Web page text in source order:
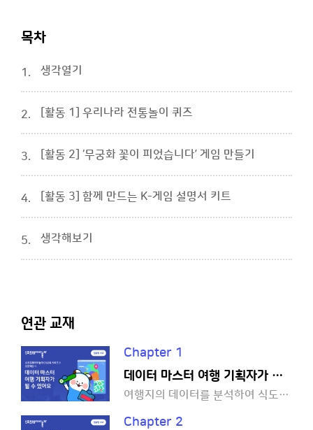
목차
1. 생각열기
2. [활동 1] 우리나라 전통놀이 퀴즈
3. [활동 2] ‘무궁화 꽃이 피었습니다’ 게임 만들기
4. [활동 3] 함께 만드는 K-게임 설명서 키트
5. 생각해보기
연관 교재
Chapter 1
데이터 마스터 여행 기획자가 될 수 있어요
여행지의 데이터를 분석하여 식도락 지도를 만들어 볼까요?
Chapter 2